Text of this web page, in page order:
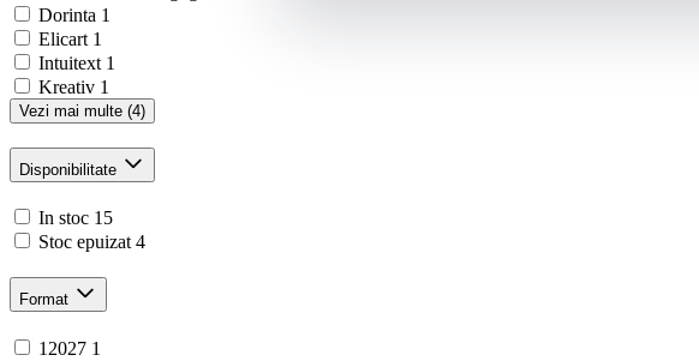
Dorinta 1
Elicart 1
Intuitext 1
Kreativ 1
Vezi mai multe (4)
Disponibilitate
In stoc 15
Stoc epuizat 4
Format
12027 1